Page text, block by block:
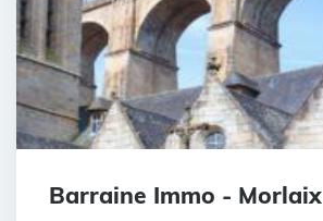
Barraine Immo - Morlaix